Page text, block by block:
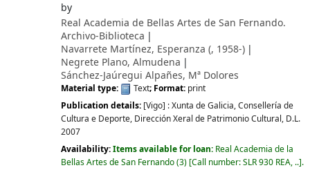
by
Real Academia de Bellas Artes de San Fernando.
Archivo-Biblioteca
Navarrete Martínez, Esperanza (, 1958-)
Negrete Plano, Almudena
Sánchez-Jaúregui Alpañes, Mª Dolores
Material type: Text; Format: print
Publication details: [Vigo] :Xunta de Galicia, Consellería de
Cultura e Deporte, Dirección Xeral de Patrimonio Cultural, D.L.
2007
Availability:Items available for loan: Real Academia de la
Bellas Artes de San Fernando(3) Call number:SLR 930 REA, .. .